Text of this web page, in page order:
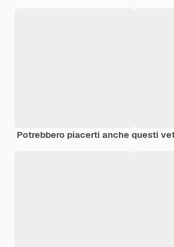
Potrebbero piacerti anche questi